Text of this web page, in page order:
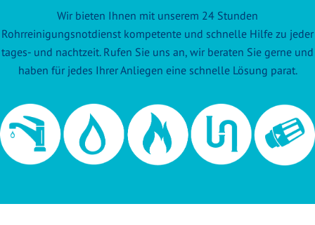
Wir bieten Ihnen mit unserem 24 Stunden
Rohrreinigungsnotdienst kompetente und schnelle Hilfe zu jeder
tages- und nachtzeit. Rufen Sie uns an, wir beraten Sie gerne und
haben für jedes Ihrer Anliegen eine schnelle Lösung parat.